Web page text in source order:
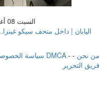
السبت 08 أغسطس 2026 12:00 صباحاً
اليابان | داخل متحف سيكو
سياسة حقوق الملكية الفكرية DMCA - من نحن -
فريق التحرير